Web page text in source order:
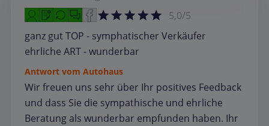
5,0/5
ganz gut TOP - symphatischer Verkäufer
ehrliche ART - wunderbar
Antwort vom Autohaus
Wir freuen uns sehr über Ihr positives Feedback
und dass Sie die sympathische und ehrliche
Beratung als wunderbar empfunden haben. Ihr